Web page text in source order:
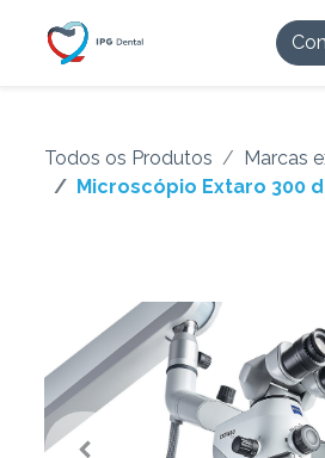
Todos os Produtos
Marcas
Microscópio Extaro 300